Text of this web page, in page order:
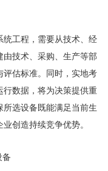
统工程，需要从技术、经
技术、采购、生产等部
评估标准。同时，实地考
行数据，将为决策提供重
选设备既能满足当前生
创造持续竞争优势。